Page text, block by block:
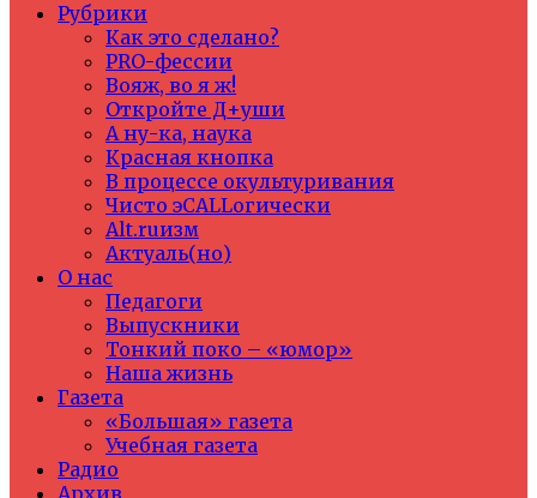
Рубрики
Как это сделано?
PRO-фессии
Вояж, во я ж!
Откройте Д+уши
А ну-ка, наука
Красная кнопка
В процессе окультуривания
Чисто эCALLогически
Alt.ruизм
Актуаль(но)
О нас
Педагоги
Выпускники
Тонкий поко – «юмор»
Наша жизнь
Газета
«Большая» газета
Учебная газета
Радио
Архив